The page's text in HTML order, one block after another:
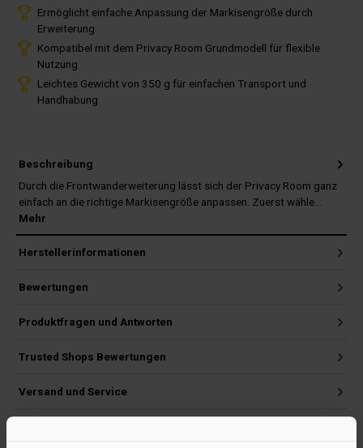
Ermöglicht einfache Anpassung der Markisengröße durch
Erweiterung
Kompatibel mit dem Privacy Room Grundmodell für flexible
Nutzung
Leichtes Gewicht von 350 g für einfachen Transport und
Handhabung
Beschreibung
Durch die Frontwanderweiterung lässt sich der Privacy Room ganz
einfach an die richtige Markisengröße anpassen. Zuerst wähle…
Mehr
Herstellerinformationen
Bewertungen
Produktfragen und Antworten
Trusted Shops Bewertungen
Versand und Service